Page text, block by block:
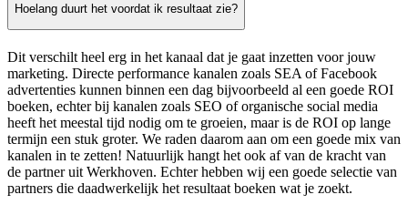
Hoelang duurt het voordat ik resultaat zie?
Dit verschilt heel erg in het kanaal dat je gaat inzetten voor jouw
marketing. Directe performance kanalen zoals SEA of Facebook
advertenties kunnen binnen een dag bijvoorbeeld al een goede ROI
boeken, echter bij kanalen zoals SEO of organische social media
heeft het meestal tijd nodig om te groeien, maar is de ROI op lange
termijn een stuk groter. We raden daarom aan om een goede mix van
kanalen in te zetten! Natuurlijk hangt het ook af van de kracht van
de partner uit Werkhoven. Echter hebben wij een goede selectie van
partners die daadwerkelijk het resultaat boeken wat je zoekt.